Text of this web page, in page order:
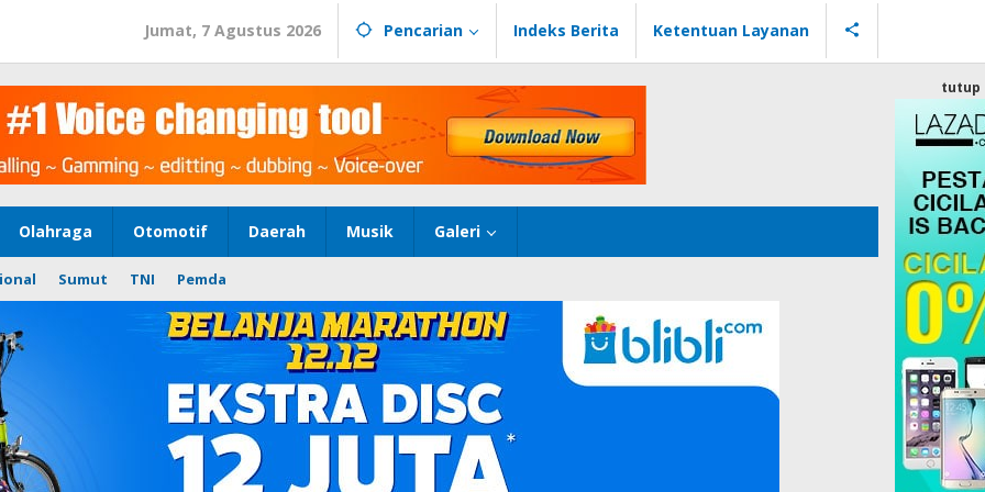
Jumat, 7 Agustus 2026 Pencarian Indeks Berita Ketentuan Layanan
Olahraga Otomotif Daerah Musik Galeri
Sumut TNI Pemda
tutup